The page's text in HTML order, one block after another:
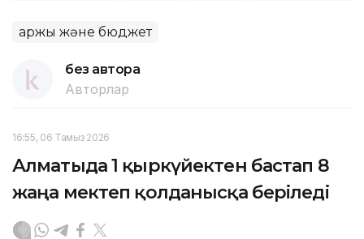
Қаржы және бюджет
без автора
Авторлар
16:55, 06 Тамыз 2026
Алматыда 1 қыркүйектен бастап 8
жаңа мектеп қолданысқа беріледі